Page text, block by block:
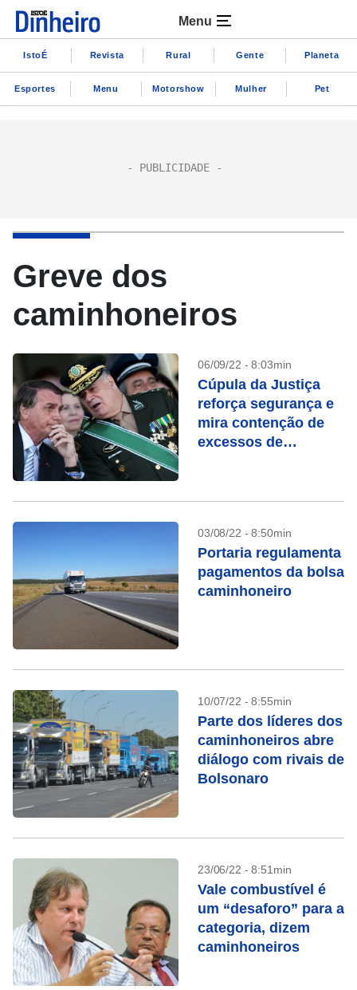
Menu
IstoÉ Revista Rural Gente Planeta
Esportes Menu Motorshow Mulher Pet
Greve dos
caminhoneiros
06/09/22 - 8:03min
Cúpula da Justiça
reforça segurança e
mira contenção de
excessos de
03/08/22 - 8:50min
Portaria regulamenta
pagamentos da bolsa
caminhoneiro
10/07/22 - 8:55min
Parte dos líderes dos
caminhoneiros abre
diálogo com rivais de
Bolsonaro
23/06/22 - 8:51min
Vale combustível é
um “desaforo” para a
categoria, dizem
caminhoneiros